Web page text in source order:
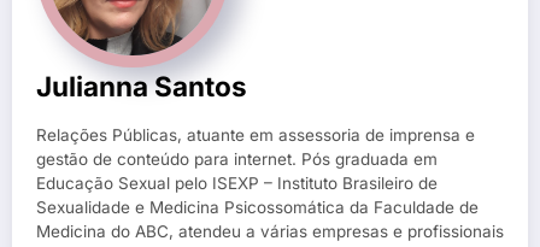
Julianna Santos
Relações Públicas, atuante em assessoria de imprensa e
gestão de conteúdo para internet. Pós graduada em
Educação Sexual pelo ISEXP – Instituto Brasileiro de
Sexualidade e Medicina Psicossomática da Faculdade de
Medicina do ABC, atendeu a várias empresas e profissionais